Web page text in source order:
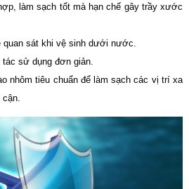
làm sạch tốt mà hạn chế gây trầy xước
quan sát khi vệ sinh dưới nước.
sử dụng đơn giản.
nhôm tiêu chuẩn để làm sạch các vị trí xa